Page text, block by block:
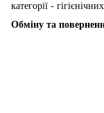
категорії -
Обміну та